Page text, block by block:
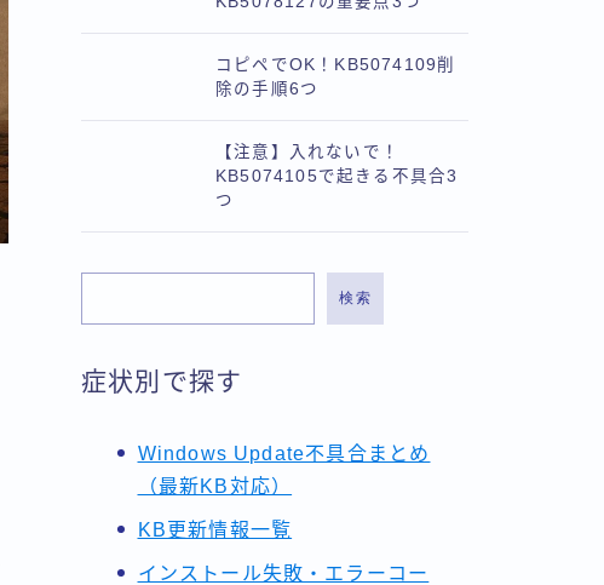
コピペでOK！KB5074109削
除の手順6つ
【注意】入れないで！
KB5074105で起きる不具合3
つ
検索
症状別で探す
Windows Update不具合まとめ
（最新KB対応）
KB更新情報一覧
インストール失敗・エラーコー